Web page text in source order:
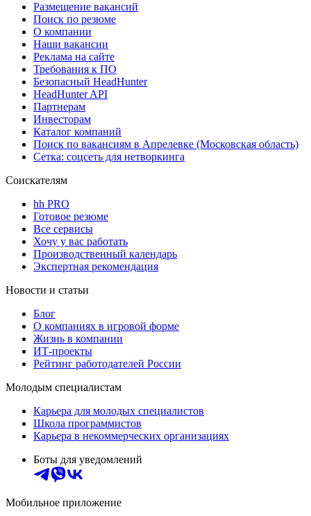
Размещение вакансий
Поиск по резюме
О компании
Наши вакансии
Реклама на сайте
Требования к ПО
Безопасный HeadHunter
HeadHunter API
Партнерам
Инвесторам
Каталог компаний
Поиск по вакансиям в Апрелевке (Московская область)
Сетка: соцсеть для нетворкинга
Соискателям
hh PRO
Готовое резюме
Все сервисы
Хочу у вас работать
Производственный календарь
Экспертная рекомендация
Новости и статьи
Блог
О компаниях в игровой форме
Жизнь в компании
ИТ-проекты
Рейтинг работодателей России
Молодым специалистам
Карьера для молодых специалистов
Школа программистов
Карьера в некоммерческих организациях
Боты для уведомлений
Мобильное приложение